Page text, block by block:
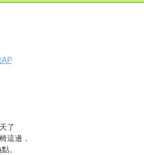
AP
了
這邊，
。